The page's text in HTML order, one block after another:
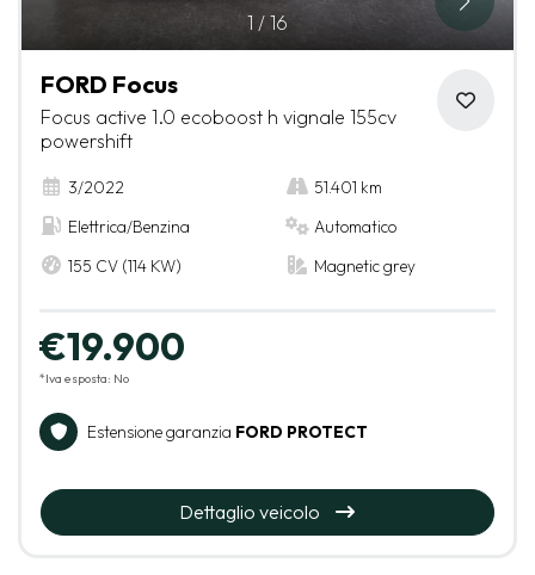
1 / 16
FORD Focus
Focus active 1.0 ecoboost h vignale 155cv
powershift
3/2022
51.401 km
Elettrica/Benzina
Automatico
155 CV (114 KW)
Magnetic grey
€19.900
*Iva esposta: No
Estensione garanzia FORD PROTECT
Dettaglio veicolo